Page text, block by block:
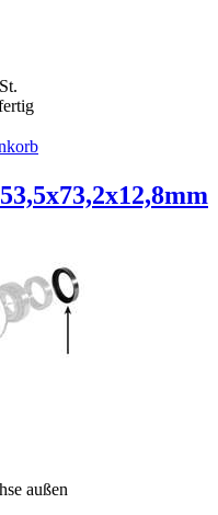
außen